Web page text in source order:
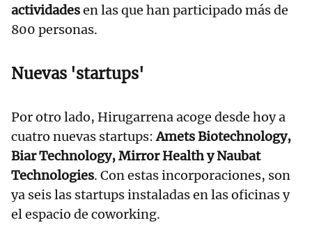
actividadesen las que han participado más de
800 personas.
Nuevas 'startups'
Por otro lado, Hirugarrena acoge desde hoy a
cuatro nuevas startups:Amets Biotechnology,
Biar Technology, Mirror Health y Naubat
Technologies. Con estas incorporaciones, son
ya seis las startups instaladas en las oficinas y
el espacio de coworking.